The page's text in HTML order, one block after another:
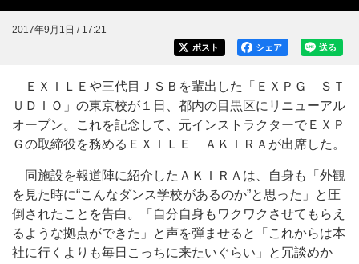
2017年9月1日 / 17:21
送る
シェア
ポスト
ＥＸＩＬＥや三代目ＪＳＢを輩出した「ＥＸＰＧ ＳＴ
ＵＤＩＯ」の東京校が１日、都内の目黒区にリニューアル
オープン。これを記念して、元インストラクターでＥＸＰ
Ｇの取締役を務めるＥＸＩＬＥ ＡＫＩＲＡが出席した。
同施設を報道陣に紹介したＡＫＩＲＡは、自身も「外観
を見た時に“こんなダンス学校があるのか”と思った」と圧
倒されたことを告白。「自分自身もワクワクさせてもらえ
るような拠点ができた」と声を弾ませると「これからは本
社に行くよりも毎日こっちに来たいぐらい」と冗談めか